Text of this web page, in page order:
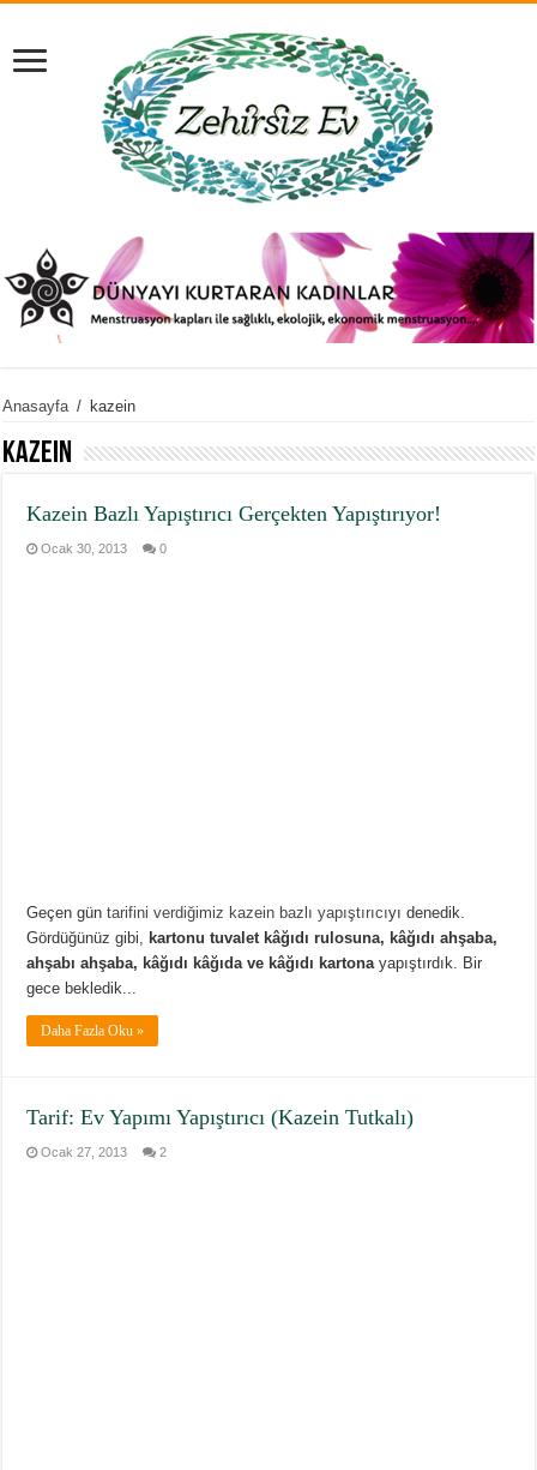
Anasayfa / kazein
kazein
Kazein Bazlı Yapıştırıcı Gerçekten Yapıştırıyor!
Ocak 30, 2013 0
Geçen güntarifini verdiğimiz kazein bazlı yapıştırıcıyı denedik.
Gördüğünüz gibi, kartonu tuvalet kâğıdı rulosuna, kâğıdı ahşaba,
ahşabı ahşaba, kâğıdı kâğıda ve kâğıdı kartonayapıştırdık. Bir
gece bekledik...
Daha Fazla Oku »
Tarif: Ev Yapımı Yapıştırıcı (Kazein Tutkalı)
Ocak 27, 2013 2